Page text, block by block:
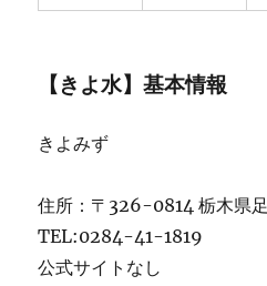
【きよ水】基本情報
きよみず
住所：〒326-0814 栃木県
TEL:0284-41-1819
公式サイトなし